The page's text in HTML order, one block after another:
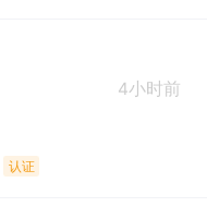
4小时前
认证